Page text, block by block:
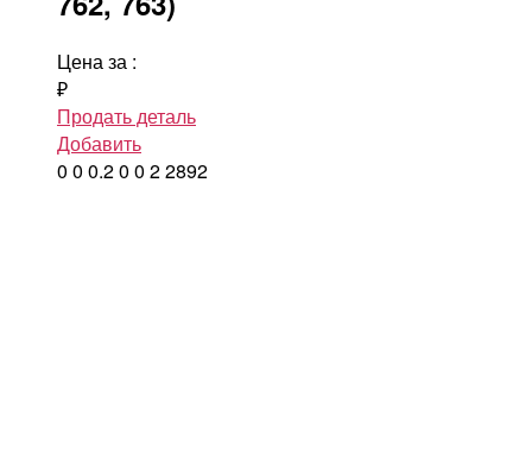
Цена за :
₽
Продать деталь
Добавить
0 0 0.20 0 22892